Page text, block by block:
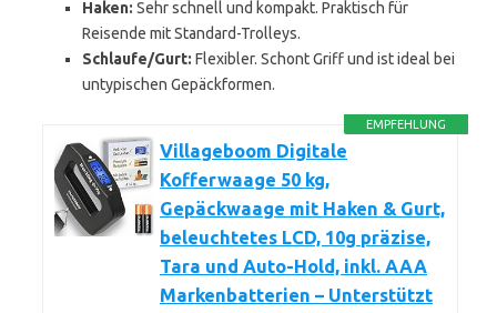
Haken: Sehr schnell und kompakt. Praktisch für
Reisende mit Standard-Trolleys.
Schlaufe/Gurt: Flexibler. Schont Griff und ist ideal bei
untypischen Gepäckformen.
EMPFEHLUNG
Villageboom Digitale
Kofferwaage 50 kg,
Gepäckwaage mit Haken & Gurt,
beleuchtetes LCD, 10g präzise,
Tara und Auto-Hold, inkl. AAA
Markenbatterien – Unterstützt